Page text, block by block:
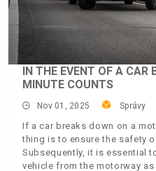
IN THE EVENT OF A CAR
MINUTE COUNTS
Nov 01, 2025 Správy
If a car breaks down on a
thing is to ensure the safety
Subsequently, it is essential
vehicle from the motorway